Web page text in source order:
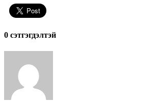
0 cэтгэгдэлтэй